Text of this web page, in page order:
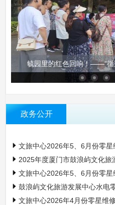
馆校携手 共育新篇 | 鼓浪
政务公开
文旅中心2026年5、6月份零星
2025年度厦门市鼓浪屿文化旅
文旅中心2026年5、6月份零星
鼓浪屿文化旅游发展中心水电
文旅中心2026年4月份零星维